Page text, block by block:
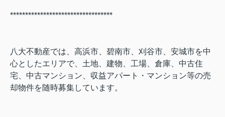
**********************************
八大不動産では、高浜市、碧南市、刈谷市、安城市を中
心としたエリアで、土地、建物、工場、倉庫、中古住
宅、中古マンション、収益アパート・マンション等の売
却物件を随時募集しています。